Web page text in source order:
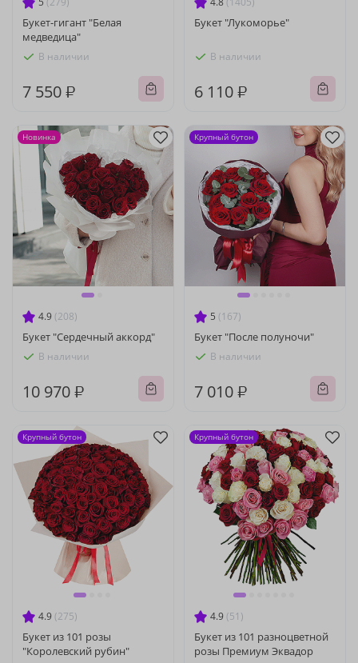
Букет-гигант "Белая
медведица"
В наличии
7 550 ₽
Букет "Лукоморье"
В наличии
6 110 ₽
4.9 (208)
Букет "Сердечный аккорд"
В наличии
10 970 ₽
Новинка
5 (167)
Букет "После полуночи"
В наличии
7 010 ₽
Крупный бутон
4.9 (275)
Букет из 101 розы
"Королевский рубин"
Крупный бутон
4.9 (51)
Букет из 101 разноцветной
розы Премиум Эквадор
Крупный бутон